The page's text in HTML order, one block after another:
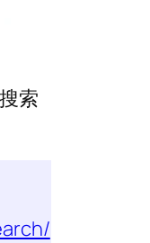
索